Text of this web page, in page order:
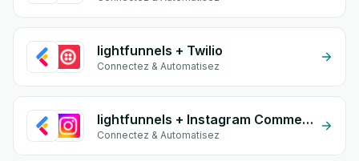
lightfunnels + Twilio
Connectez & Automatisez
lightfunnels + Instagram Comment
Connectez & Automatisez